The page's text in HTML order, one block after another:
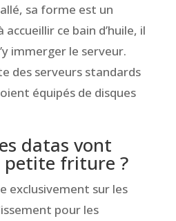
sa forme est un
ce bain d’huile, il
immerger le serveur.
des serveurs standards
équipés de disques
datas vont
petite friture ?
exclusivement sur les
pour les